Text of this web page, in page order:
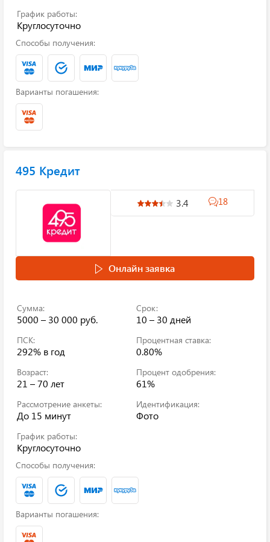
График работы:
Круглосуточно
Способы получения:
Варианты погашения:
495 Кредит
3.4 18
Онлайн заявка
Сумма:
5000 – 30 000 руб.
Срок:
10 – 30 дней
ПСК:
292% в год
Процентная ставка:
0.80%
Возраст:
21 – 70 лет
Процент одобрения:
61%
Рассмотрение анкеты:
До 15 минут
Идентификация:
Фото
График работы:
Круглосуточно
Способы получения:
Варианты погашения: